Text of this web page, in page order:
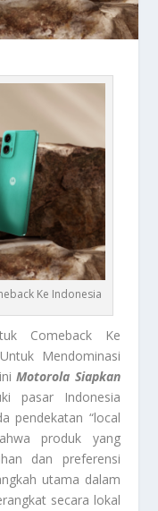
Ke Indonesia
Comeback Ke
Mendominasi
iniMotorola Siapkan
pasar Indonesia
pendekatan “local
produk yang
dan preferensi
utama dalam
secara lokal